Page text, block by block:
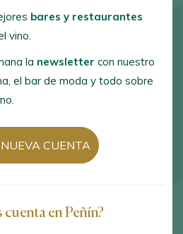
bares y restaurantes
vino.
la newsletter con nuestro
el bar de moda y todo sobre
CUENTA
cuenta en Peñín?